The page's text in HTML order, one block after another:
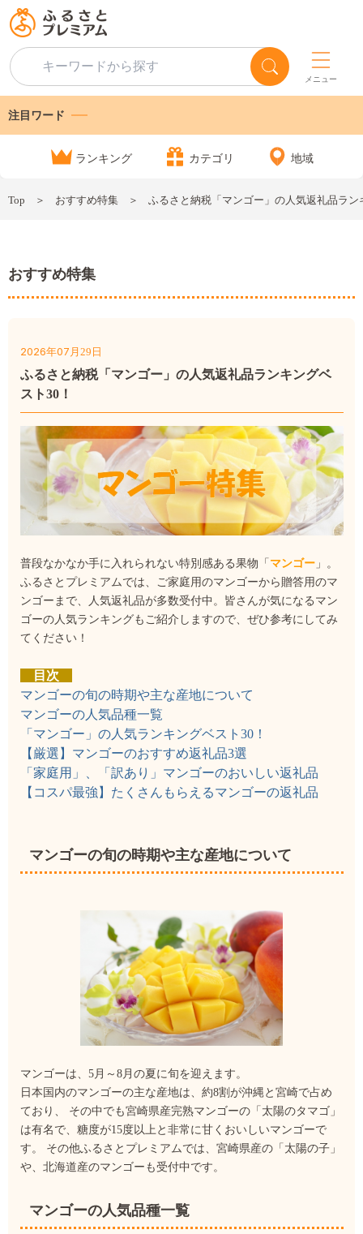
メニュー
注目ワード
ランキング カテゴリ 地域
Top おすすめ特集 ふるさと納税「マンゴー」の人気返礼品ラン
おすすめ特集
2026年07 月29 日
ふるさと納税「マンゴー」の人気返礼品ランキングベ
スト30！
普段なかなか手に入れられない特別感ある果物「 マンゴー 」。
ふるさとプレミアムでは、ご家庭用のマンゴーから贈答用のマ
ンゴーまで、人気返礼品が多数受付中。皆さんが気になるマン
ゴーの人気ランキングもご紹介しますので、ぜひ参考にしてみ
てください！
目次
マンゴーの旬の時期や主な産地について
マンゴーの人気品種一覧
「マンゴー」の人気ランキングベスト30！
【厳選】マンゴーのおすすめ返礼品3選
「家庭用」、「訳あり」マンゴーのおいしい返礼品
【コスパ最強】たくさんもらえるマンゴーの返礼品
マンゴーの旬の時期や主な産地について
マンゴーは、5月～8月の夏に旬を迎えます。
日本国内のマンゴーの主な産地は、約8割が沖縄と宮崎で占め
ており、 その中でも宮崎県産完熟マンゴーの「太陽のタマゴ」
は有名で、糖度が15度以上と非常に甘くおいしいマンゴーで
す。 その他ふるさとプレミアムでは、宮崎県産の「太陽の子」
や、北海道産のマンゴーも受付中です。
マンゴーの人気品種一覧